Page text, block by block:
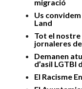
migració
Us
Land
Tot el
jornaleres
Demanen
d’asil LGTBI
El Racisme